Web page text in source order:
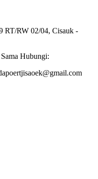
RT/RW 02/04, Cisauk -
Hubungi: